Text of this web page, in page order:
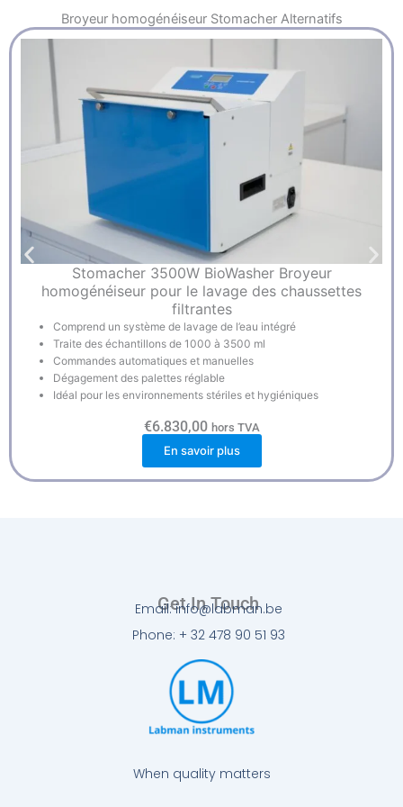
Broyeur homogénéiseur StomacherAlternatifs
Stomacher 3500W BioWasher Broyeur
homogénéiseur pour le lavage des chaussettes
filtrantes
Comprend un système de lavage de l’eau intégré
Traite des échantillons de 1000 à 3500 ml
Commandes automatiques et manuelles
Dégagement des palettes réglable
Idéal pour les environnements stériles et hygiéniques
€6.830,00 hors TVA
En savoir plus
When quality matters
Get In Touch
Email: info@labman.be
Phone: + 32 478 90 51 93